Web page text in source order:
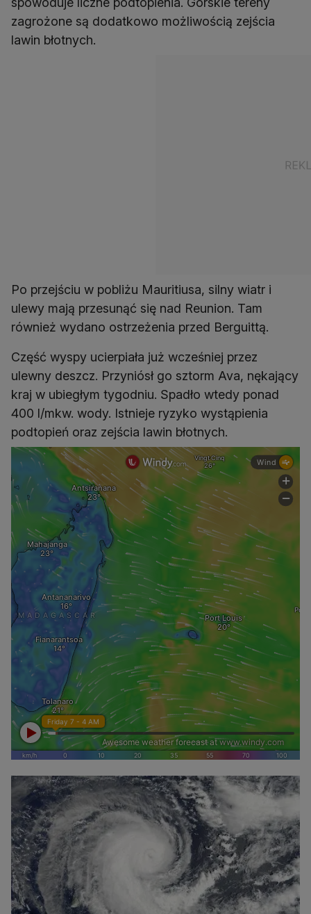
zagrożone są dodatkowo możliwością zejścia
lawin błotnych.
Po przejściu w pobliżu Mauritiusa, silny wiatr i
ulewy mają przesunąć się nad Reunion. Tam
również wydano ostrzeżenia przed Berguittą.
Część wyspy ucierpiała już wcześniej przez
ulewny deszcz. Przyniósł go sztorm Ava, nękający
kraj w ubiegłym tygodniu. Spadło wtedy ponad
400 l/mkw. wody. Istnieje ryzyko wystąpienia
podtopień oraz zejścia lawin błotnych.